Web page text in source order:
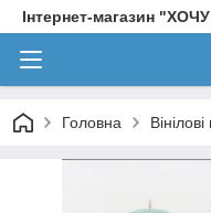
Інтернет-магазин
Головна